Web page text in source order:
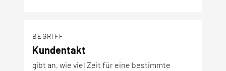
BEGRIFF
Kundentakt
gibt an, wie viel Zeit für eine bestimmte